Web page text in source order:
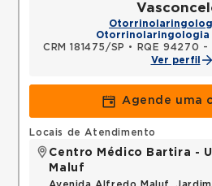
Otorrinolaringologia
CRM 181475/SP •
RQE 94270
Ver perfil
Agende uma
Locais de Atendimento
Centro Médico Bartira -
Maluf